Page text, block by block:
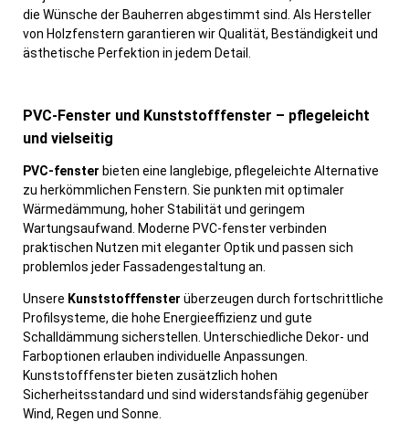
die Wünsche der Bauherren abgestimmt sind. Als Hersteller
von Holzfenstern garantieren wir Qualität, Beständigkeit und
ästhetische Perfektion in jedem Detail.
PVC-Fenster und Kunststofffenster – pflegeleicht
und vielseitig
PVC-fenster bieten eine langlebige, pflegeleichte Alternative
zu herkömmlichen Fenstern. Sie punkten mit optimaler
Wärmedämmung, hoher Stabilität und geringem
Wartungsaufwand. Moderne PVC-fenster verbinden
praktischen Nutzen mit eleganter Optik und passen sich
problemlos jeder Fassadengestaltung an.
Unsere Kunststofffenster überzeugen durch fortschrittliche
Profilsysteme, die hohe Energieeffizienz und gute
Schalldämmung sicherstellen. Unterschiedliche Dekor- und
Farboptionen erlauben individuelle Anpassungen.
Kunststofffenster bieten zusätzlich hohen
Sicherheitsstandard und sind widerstandsfähig gegenüber
Wind, Regen und Sonne.